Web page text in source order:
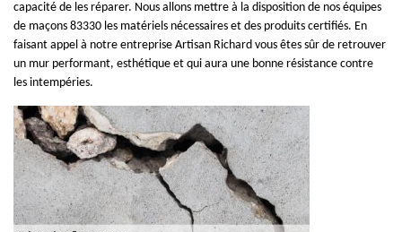
capacité de les réparer. Nous allons mettre à la disposition de nos équipes
de maçons 83330 les matériels nécessaires et des produits certifiés. En
faisant appel à notre entreprise Artisan Richard vous êtes sûr de retrouver
un mur performant, esthétique et qui aura une bonne résistance contre
les intempéries.